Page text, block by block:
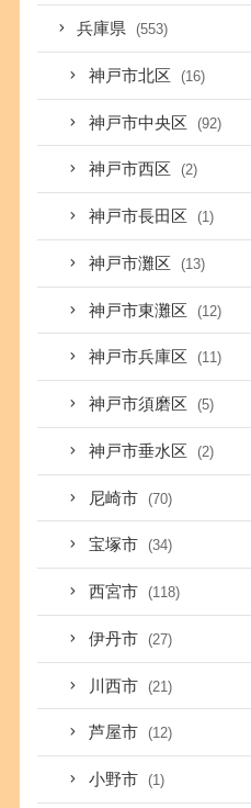
兵庫県 (553)
神戸市北区 (16)
神戸市中央区 (92)
神戸市西区 (2)
神戸市長田区 (1)
神戸市灘区 (13)
神戸市東灘区 (12)
神戸市兵庫区 (11)
神戸市須磨区 (5)
神戸市垂水区 (2)
尼崎市 (70)
宝塚市 (34)
西宮市 (118)
伊丹市 (27)
川西市 (21)
芦屋市 (12)
小野市 (1)